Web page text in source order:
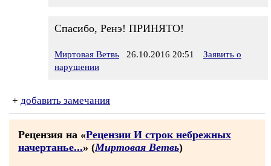
Спасибо, Ренэ! ПРИНЯТО!
Миртовая Ветвь 26.10.2016 20:51
Заявить о
нарушении
+ добавить замечания
Рецензия на «Рецензии И строк небрежных
начертанье...» (Миртовая Ветвь)